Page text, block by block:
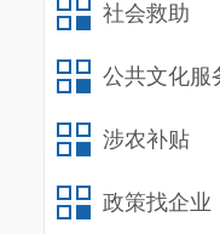
社会救助
公共文化服
涉农补贴
政策找企业